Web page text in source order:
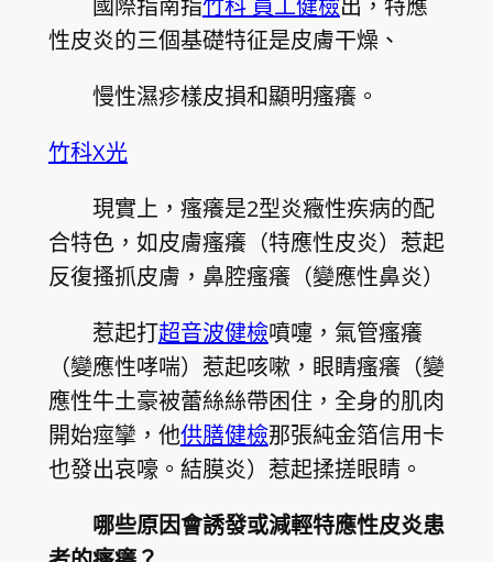
國際指南指竹科 員工健檢出，特應
性皮炎的三個基礎特征是皮膚干燥、
慢性濕疹樣皮損和顯明瘙癢。
竹科X光
現實上，瘙癢是2型炎癥性疾病的配
合特色，如皮膚瘙癢（特應性皮炎）惹起
反復搔抓皮膚，鼻腔瘙癢（變應性鼻炎）
惹起打超音波健檢噴嚏，氣管瘙癢
（變應性哮喘）惹起咳嗽，眼睛瘙癢（變
應性牛土豪被蕾絲絲帶困住，全身的肌肉
開始痙攣，他供膳健檢那張純金箔信用卡
也發出哀嚎。結膜炎）惹起揉搓眼睛。
哪些原因會誘發或減輕特應性皮炎患